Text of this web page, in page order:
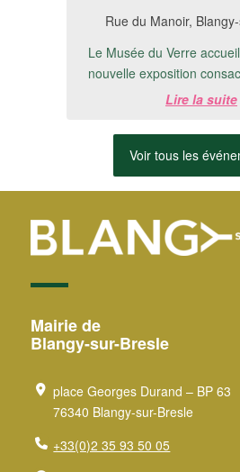
Rue du Manoir,
Le Musée du Verre
nouvelle exposition
créations de MichelLire la suite
Voir tous les
Mairie de
Blangy-sur-Bresle
place Georges Durand – BP 63
76340 Blangy-sur-Bresle
+33(0)2 35 93 50 05